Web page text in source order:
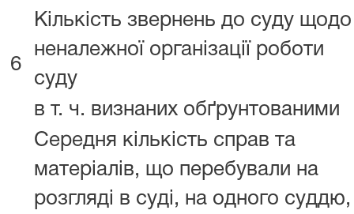
6
Кількість звернень до суду щодо
неналежної організації роботи
суду
в т. ч. визнаних обґрунтованими
Середня кількість справ та
матеріалів, що перебували на
розгляді в суді, на одного суддю,